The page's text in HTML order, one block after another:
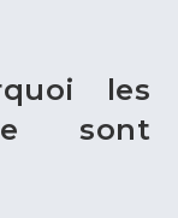
les
sont